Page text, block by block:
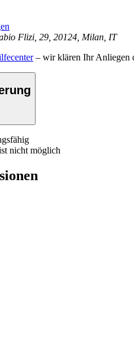
Flizi, 29, 20124, Milan, IT
– wir klären Ihr Anliegen
nicht möglich